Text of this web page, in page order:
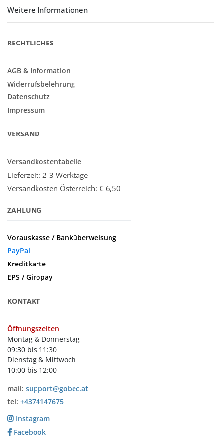
Weitere Informationen
RECHTLICHES
AGB & Information
Widerrufsbelehrung
Datenschutz
Impressum
VERSAND
Versandkostentabelle
Lieferzeit: 2-3 Werktage
Versandkosten Österreich: € 6,50
ZAHLUNG
Vorauskasse / Banküberweisung
PayPal
Kreditkarte
EPS / Giropay
KONTAKT
Öffnungszeiten
Montag & Donnerstag
09:30 bis 11:30
Dienstag & Mittwoch
10:00 bis 12:00
mail: support@gobec.at
tel: +4374147675
Instagram
Facebook